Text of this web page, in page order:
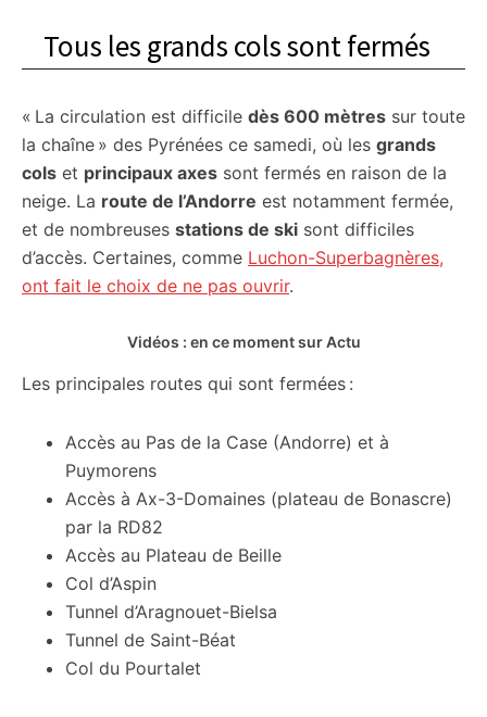
Tous les grands cols sont fermés
« La circulation est difficile dès 600 mètres sur toute
la chaîne » des Pyrénées ce samedi, où les grands
cols et principaux axes sont fermés en raison de la
neige. La route de l’Andorre est notamment fermée,
et de nombreuses stations de ski sont difficiles
d’accès. Certaines, comme Luchon-Superbagnères,
ont fait le choix de ne pas ouvrir.
Vidéos : en ce moment sur Actu
Les principales routes qui sont fermées :
Accès au Pas de la Case (Andorre) et à
Puymorens
Accès à Ax-3-Domaines (plateau de Bonascre)
par la RD82
Accès au Plateau de Beille
Col d’Aspin
Tunnel d’Aragnouet-Bielsa
Tunnel de Saint-Béat
Col du Pourtalet